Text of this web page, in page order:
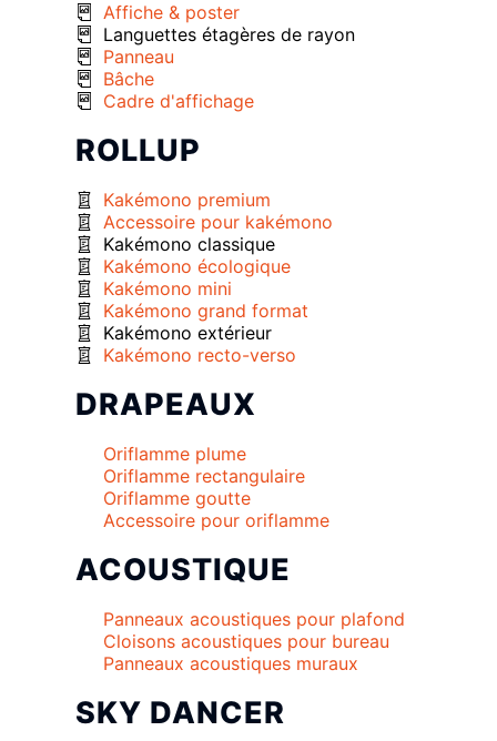
Affiche & poster
Languettes étagères de rayon
Panneau
Bâche
Cadre d'affichage
ROLLUP
Kakémono premium
Accessoire pour kakémono
Kakémono classique
Kakémono écologique
Kakémono mini
Kakémono grand format
Kakémono extérieur
Kakémono recto-verso
DRAPEAUX
Oriflamme plume
Oriflamme rectangulaire
Oriflamme goutte
Accessoire pour oriflamme
ACOUSTIQUE
Panneaux acoustiques pour plafond
Cloisons acoustiques pour bureau
Panneaux acoustiques muraux
SKY DANCER